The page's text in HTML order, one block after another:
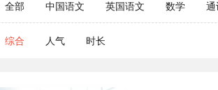
全部 中国语文 英国语文 数学 通
综合 人气 时长